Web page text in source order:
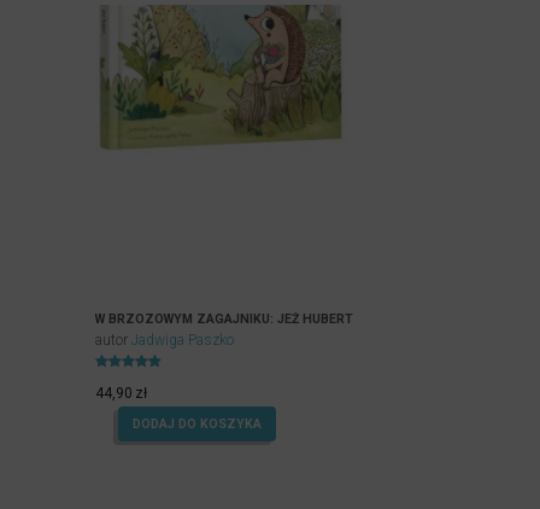
W BRZOZOWYM ZAGAJNIKU: JEŻ HUBERT
autor Jadwiga Paszko
4.90
na 5.
44,90 zł
DODAJ DO KOSZYKA